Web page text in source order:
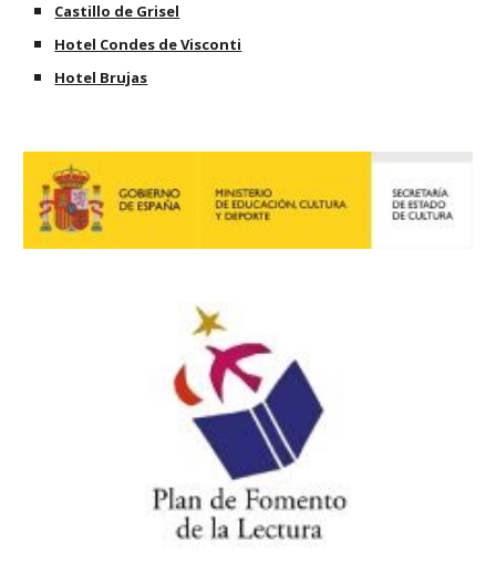
Castillo de Grisel
Hotel Condes de Visconti
Hotel Brujas